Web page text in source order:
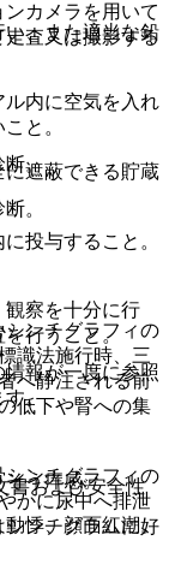
、また適当な鉛
内に空気を入れ
と。
遮蔽できる貯蔵
投与すること。
ンチグラフィの
識法施行時、三
へ静注される前
低下や腎への集
ンチグラフィの
かに尿中へ排泄
シンチグラムに好
カメラを用いて
査又は撮影する
断。
。
観察を十分に行
行うこと。
う痒感。
悸、顔面紅潮。
報が一度に参照
す。
書および安全性